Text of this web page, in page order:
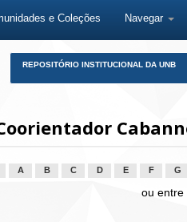
e Coleções Navegar
REPOSITÓRIO INSTITUCIONAL DA UNB
A B C D E F G
ou entre